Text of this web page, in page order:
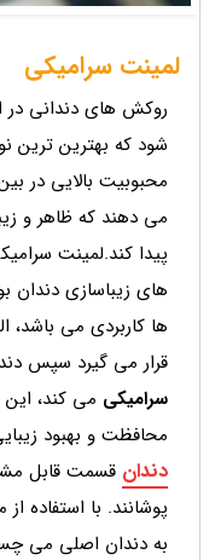
لمینت سرامیکی
روکش های دندانی در
شود که بهترین ترین
محبوبیت بالایی در
می دهند که ظاهر و
پیدا کند.لمینت
های زیباسازی دندان
ها کاربردی می باشد،
قرار می گیرد سپس
سرامیکی می کند،
محافظت و بهبود
دندان قسمت قابل
پوشانند. با استفاده
به دندان اصلی می